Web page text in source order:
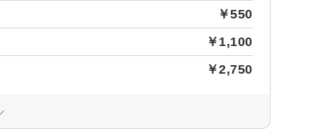
￥550
￥1,100
￥2,750